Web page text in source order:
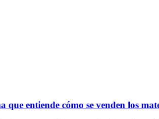
que entiende cómo se venden los